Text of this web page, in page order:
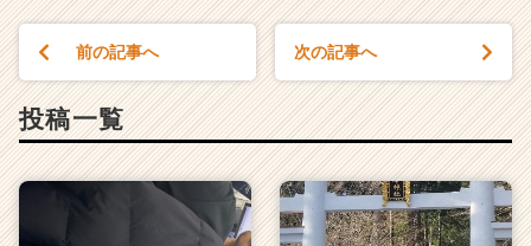
前の記事へ 次の記事へ
投稿一覧